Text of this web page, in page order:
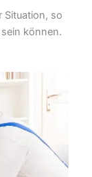
Situation, so
können.